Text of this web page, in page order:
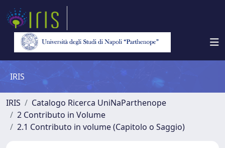
IRIS
IRIS
Catalogo Ricerca UniNaParthenope
2 Contributo in Volume
2.1 Contributo in volume (Capitolo o Saggio)